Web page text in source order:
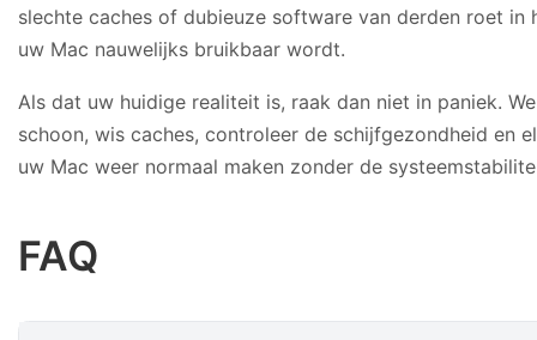
slechte caches of dubieuze software van derden roet
uw Mac nauwelijks bruikbaar wordt.
Als dat uw huidige realiteit is, raak dan niet in paniek.
schoon, wis caches, controleer de schijfgezondheid en
uw Mac weer normaal maken zonder de
FAQ